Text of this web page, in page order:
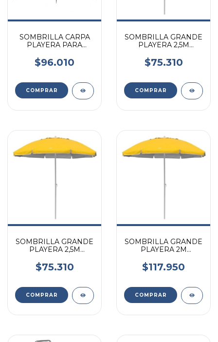
SOMBRILLA CARPA
PLAYERA PARA
AMARILLA VONNE
$96.010
SOMBRILLA GRANDE
PLAYERA 2,5M
ALUMINIZADA
VONNE
$75.310
SOMBRILLA GRANDE
PLAYERA 2,5M
ALUMINIZADA
VONNE
$75.310
SOMBRILLA GRANDE
PLAYERA 2M
ALUMINIZADA
VONNE
$117.950